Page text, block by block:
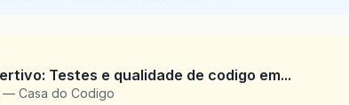
Testes e qualidade de codigo em...
— Casa do Codigo